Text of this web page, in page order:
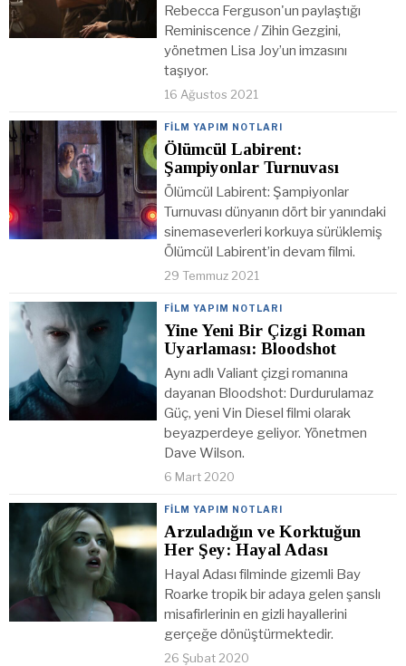
Rebecca Ferguson'un paylaştığı
Reminiscence / Zihin Gezgini,
yönetmen Lisa Joy’un imzasını
taşıyor.
16 Ağustos 2021
FILM YAPIM NOTLARI
Ölümcül Labirent:
Şampiyonlar Turnuvası
Ölümcül Labirent: Şampiyonlar
Turnuvası dünyanın dört bir yanındaki
sinemaseverleri korkuya sürüklemiş
Ölümcül Labirent’in devam filmi.
29 Temmuz 2021
FILM YAPIM NOTLARI
Yine Yeni Bir Çizgi Roman
Uyarlaması: Bloodshot
Aynı adlı Valiant çizgi romanına
dayanan Bloodshot: Durdurulamaz
Güç, yeni Vin Diesel filmi olarak
beyazperdeye geliyor. Yönetmen
Dave Wilson.
6 Mart 2020
FILM YAPIM NOTLARI
Arzuladığın ve Korktuğun
Her Şey: Hayal Adası
Hayal Adası filminde gizemli Bay
Roarke tropik bir adaya gelen şanslı
misafirlerinin en gizli hayallerini
gerçeğe dönüştürmektedir.
26 Şubat 2020